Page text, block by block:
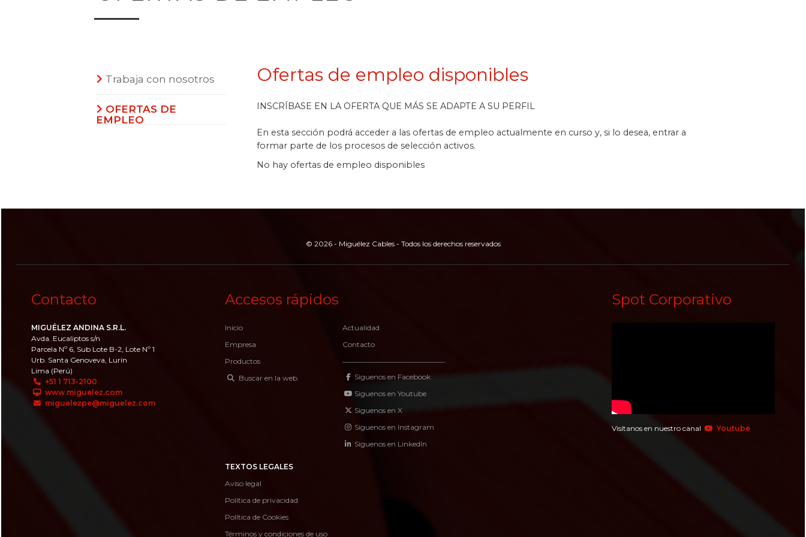
Trabaja con nosotros
OFERTAS DE
EMPLEO
Ofertas de empleo disponibles
INSCRÍBASE EN LA OFERTA QUE MÁS SE ADAPTE A SU PERFIL
En esta sección podrá acceder a las ofertas de empleo actualmente en curso y, si lo desea, entrar a
formar parte de los procesos de selección activos.
No hay ofertas de empleo disponibles
© 2026 - Miguélez Cables - Todos los derechos reservados
Contacto
MIGUÉLEZ ANDINA S.R.L.
Avda. Eucaliptos s/n
Parcela Nº 6, Sub Lote B-2, Lote Nº 1
Urb. Santa Genoveva, Lurín
Lima (Perú)
+51 1 713-2100
www.miguelez.com
miguelezpe@miguelez.com
Accesos rápidos
Inicio
Empresa
Productos
Buscar en la web
Actualidad
Contacto
Siguenos en Facebook
Siguenos en Youtube
Siguenos en X
Siguenos en Instagram
Siguenos en LinkedIn
TEXTOS LEGALES
Aviso legal
Política de privacidad
Política de Cookies
Términos y condiciones de uso
Spot Corporativo
Visítanos en nuestro canal Youtube